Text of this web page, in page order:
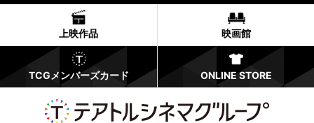
上映作品 映画館
TCGメンバーズカード ONLINE STORE